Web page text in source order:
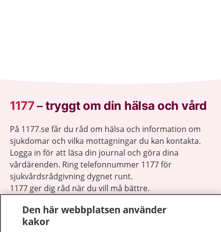
1177–tryggt om din hälsa och vård
På 1177.se får du råd om hälsa och information om
sjukdomar och vilka mottagningar du kan kontakta.
Logga in för att läsa din journal och göra dina
vårdärenden. Ring telefonnummer 1177 för
sjukvårdsrådgivning dygnet runt.
1177 ger dig råd när du vill må bättre.
Den här webbplatsen använder
kakor